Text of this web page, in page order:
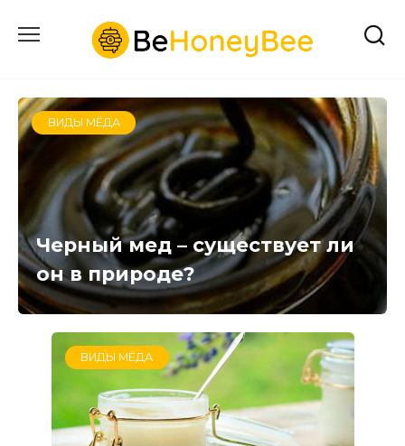
содержанию
ВИДЫ МЁДА
Черный мед – существует ли
он в природе?
ВИДЫ МЁДА